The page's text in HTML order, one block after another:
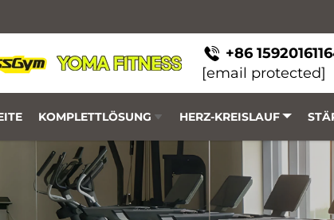
+86
[email protected]
KOMPLETTLÖSUNG HERZ-KREISLAUF